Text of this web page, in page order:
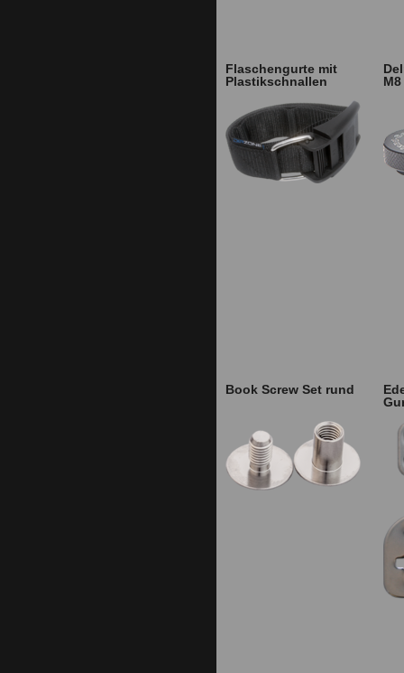
Flaschengurte mit
Plastikschnallen
M8
Book Screw Set rund